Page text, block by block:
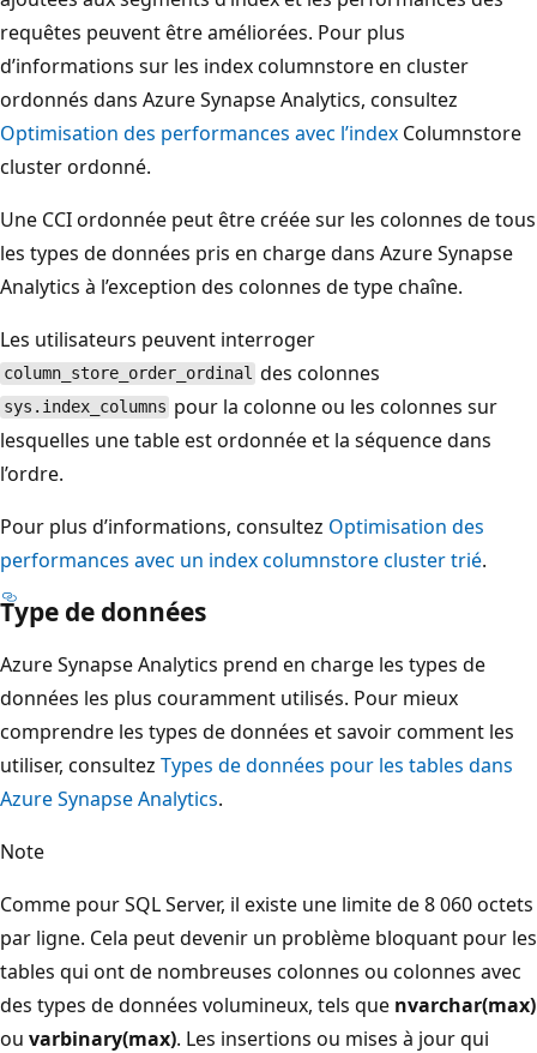
requêtes peuvent être améliorées. Pour plus
d’informations sur les index columnstore en cluster
ordonnés dans Azure Synapse Analytics, consultez
Optimisation des performances avec l’index Columnstore
cluster ordonné.
Une CCI ordonnée peut être créée sur les colonnes de tous
les types de données pris en charge dans Azure Synapse
Analytics à l’exception des colonnes de type chaîne.
Les utilisateurs peuvent interroger
column_store_order_ordinal des colonnes
sys.index_columns pour la colonne ou les colonnes sur
lesquelles une table est ordonnée et la séquence dans
l’ordre.
Pour plus d’informations, consultez Optimisation des
performances avec un index columnstore cluster trié.
Type de données
Azure Synapse Analytics prend en charge les types de
données les plus couramment utilisés. Pour mieux
comprendre les types de données et savoir comment les
utiliser, consultez Types de données pour les tables dans
Azure Synapse Analytics.
Note
Comme pour SQL Server, il existe une limite de 8 060 octets
par ligne. Cela peut devenir un problème bloquant pour les
tables qui ont de nombreuses colonnes ou colonnes avec
des types de données volumineux, tels que nvarchar(max)
ou varbinary(max). Les insertions ou mises à jour qui